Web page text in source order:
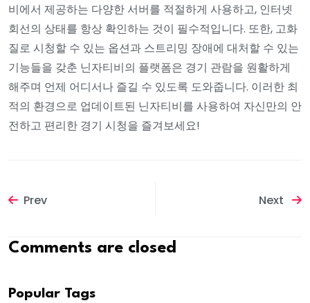
비에서 제공하는 다양한 서버를 적절하게 사용하고, 인터넷
회선의 상태를 항상 확인하는 것이 필수적입니다. 또한, 고화
질로 시청할 수 있는 옵션과 스트리밍 장애에 대처할 수 있는
기능들을 갖춘 닌자티비의 플랫폼은 경기 관람을 원활하게
해주며 언제 어디서나 즐길 수 있도록 도와줍니다. 이러한 최
적의 환경으로 업데이트된 닌자티비를 사용하여 자신만의 안
전하고 편리한 경기 시청을 즐겨보세요!
Prev Next
Comments are closed
Popular Tags